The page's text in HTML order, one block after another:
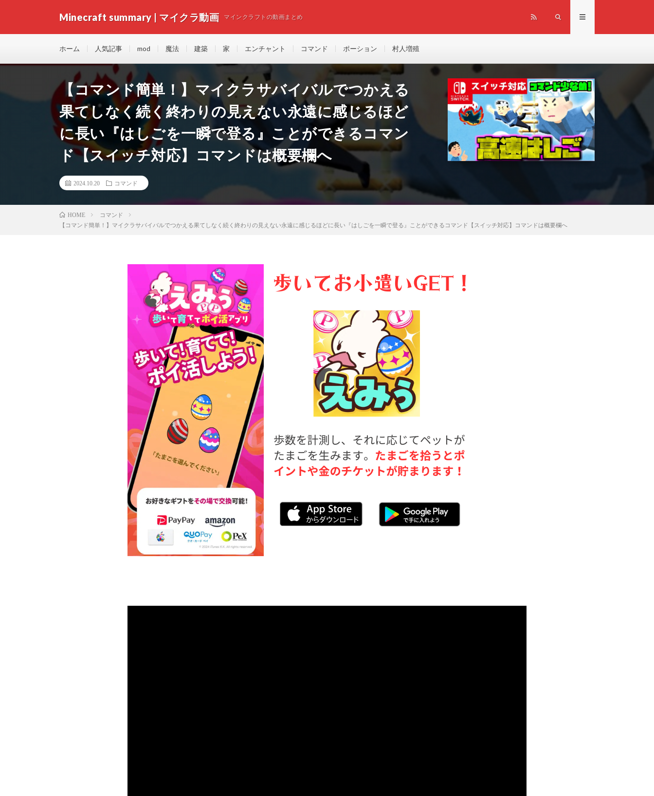
Minecraft summary | マイクラ動画 マインクラフトの動画まとめ
ホーム 人気記事 mod 魔法 建築 家 エンチャント コマンド ポーション 村人増殖
【コマンド簡単！】マイクラサバイバルでつかえる
果てしなく続く終わりの見えない永遠に感じるほど
に長い『はしごを一瞬で登る』ことができるコマン
ド【スイッチ対応】コマンドは概要欄へ
2024.10.20 コマンド
HOME
コマンド
【コマンド簡単！】マイクラサバイバルでつかえる果てしなく続く終わりの見えない永遠に感じるほどに長い『はしごを一瞬で登る』ことができるコマンド【スイッチ対応】コマンドは概要欄へ